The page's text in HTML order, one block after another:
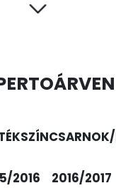
2016 2016/2017